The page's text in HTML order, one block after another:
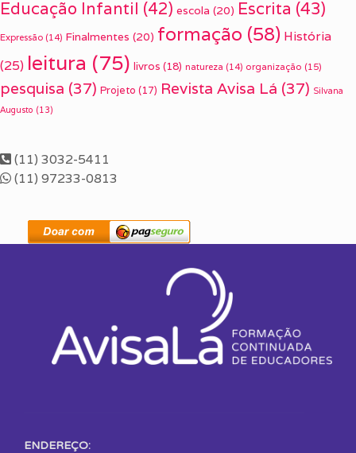
Educação Infantil (42) escola (20) Escrita (43)
Expressão (14) Finalmentes (20) formação (58) História
(25) leitura (75) livros (18) natureza (14) organização (15)
pesquisa (37) Projeto (17) Revista Avisa Lá (37) Silvana
Augusto (13)
(11) 3032-5411
(11) 97233-0813
ENDEREÇO: